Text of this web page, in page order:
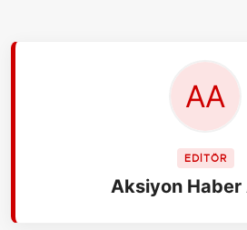
EDİTÖR
Aksiyon Haber